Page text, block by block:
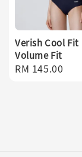
Verish Cool Fit
Volume Fit
Regular
RM 145.00